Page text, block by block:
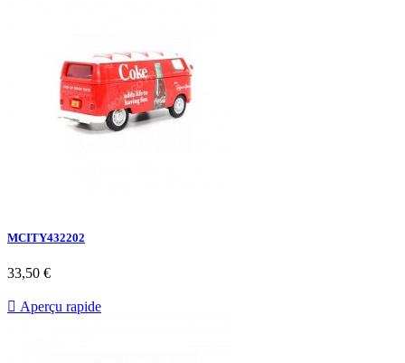
MCITY432202
33,50 €
 Aperçu rapide